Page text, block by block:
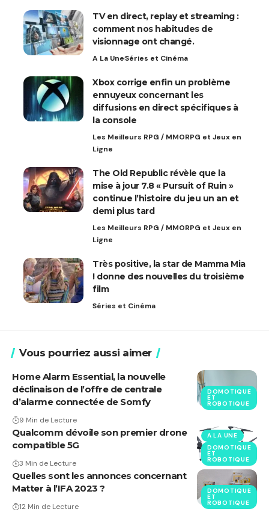
TV en direct, replay et streaming :
comment nos habitudes de
visionnage ont changé.
A La UneSéries et Cinéma
Xbox corrige enfin un problème
ennuyeux concernant les
diffusions en direct spécifiques à
la console
Les Meilleurs RPG / MMORPG et Jeux en
Ligne
The Old Republic révèle que la
mise à jour 7.8 « Pursuit of Ruin »
continue l’histoire du jeu un an et
demi plus tard
Les Meilleurs RPG / MMORPG et Jeux en
Ligne
Très positive, la star de Mamma Mia
! donne des nouvelles du troisième
film
Séries et Cinéma
Vous pourriez aussi aimer
DOMOTIQUE
ET
ROBOTIQUE
Home Alarm Essential, la nouvelle
déclinaison de l’offre de centrale
d’alarme connectée de Somfy
9 Min de Lecture
A LA UNE
DOMOTIQUE
ET
ROBOTIQUE
Qualcomm dévoile son premier drone
compatible 5G
3 Min de Lecture
DOMOTIQUE
ET
ROBOTIQUE
Quelles sont les annonces concernant
Matter à l’IFA 2023 ?
12 Min de Lecture